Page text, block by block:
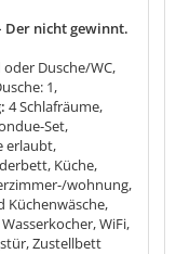
Der nicht gewinnt.
Dusche/WC,
1,
4 Schlafräume,
Set,
erlaubt,
Küche,
wohnung,
Küchenwäsche,
WiFi,
Zustellbett